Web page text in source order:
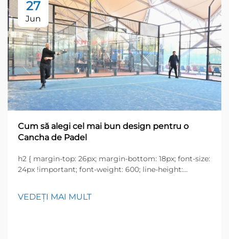
27
Jun
Cum să alegi cel mai bun design pentru o
Cancha de Padel
h2 { margin-top: 26px; margin-bottom: 18px; font-size:
24px !important; font-weight: 600; line-height:
height: ...}
VEDEȚI MAI MULT